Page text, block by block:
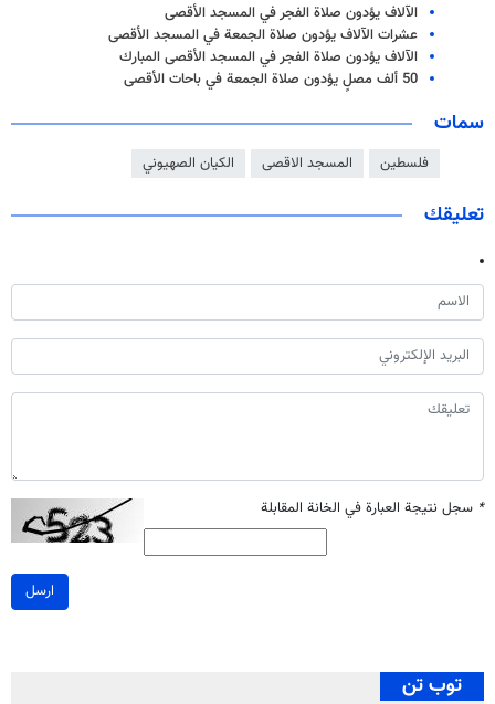
الآلاف يؤدون صلاة الفجر في المسجد الأقصى
عشرات الآلاف يؤدون صلاة الجمعة في المسجد الأقصى
الآلاف يؤدون صلاة الفجر في المسجد الأقصى المبارك
50 ألف مصلٍ يؤدون صلاة الجمعة في باحات الأقصى
سمات
فلسطين المسجد الاقصى الكيان الصهيوني
تعليقك
* سجل نتيجة العبارة في الخانة المقابلة
ارسل
توب تن